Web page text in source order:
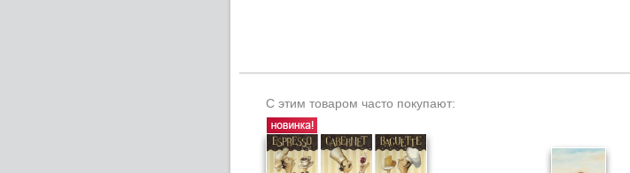
С этим товаром часто покупают: